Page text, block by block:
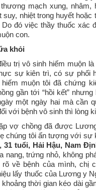
mạch xung, nhâm,
nhiệt trong huyết
đó việc thầy thuốc xác
con.
khỏi
trị vô sinh hiếm muộn
sự kiên trì, có sự phối
muộn tôi đã chứng
gần tới “hồi kết”
một ngày hai mà cần
với bệnh vô sinh thì lòng
vợ chồng đã được
chúng tôi ấn tượng với sự
31 tuổi, Hải Hậu, Nam
trứng nhỏ, không
về bệnh của mình, chị
lấy thuốc của Lương y
thời gian kéo dài